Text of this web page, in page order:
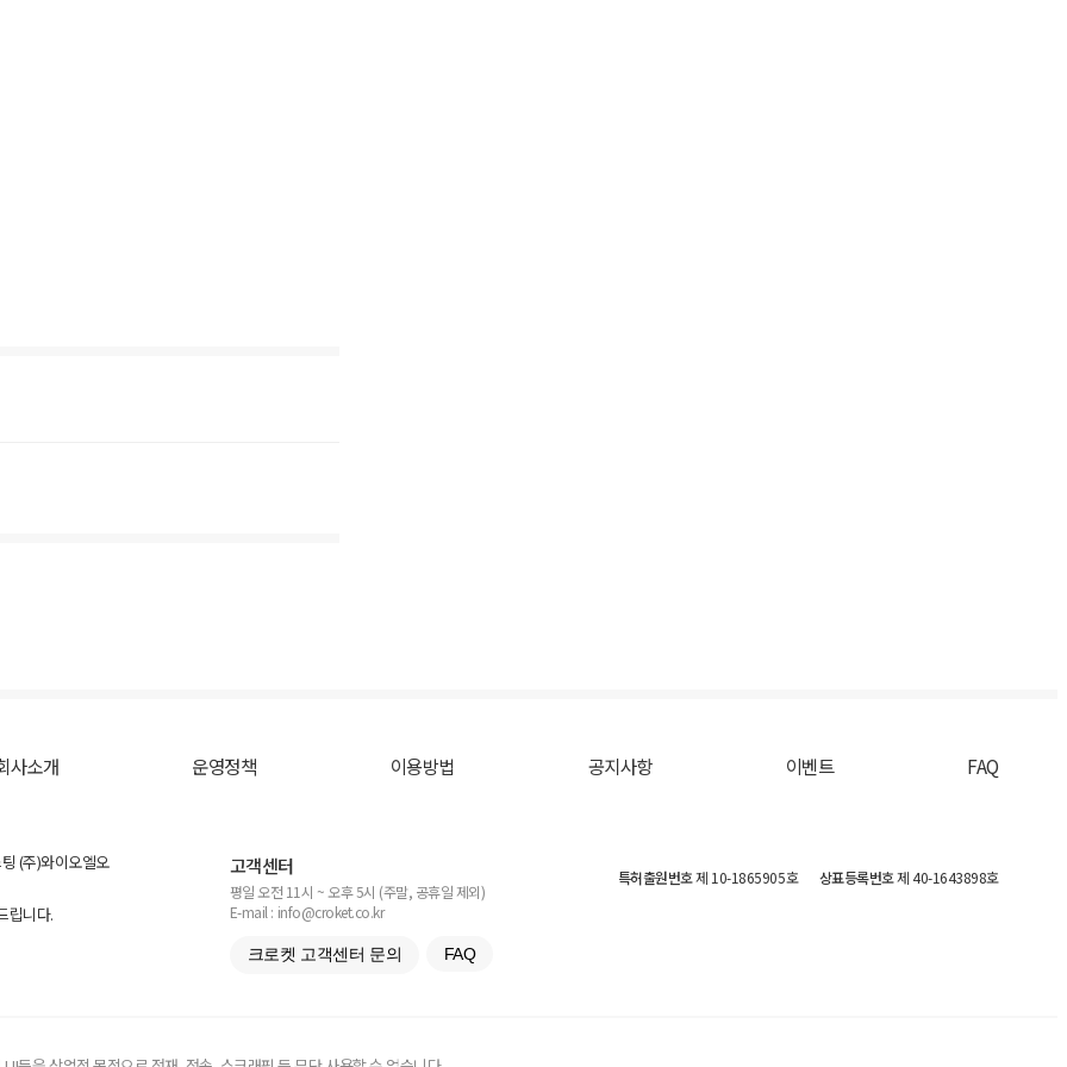
사소개 운영정책 이용방법 공지사항 이벤트 FAQ
(주)와이오엘오
립니다.
고객센터
평일 오전 11시 ~ 오후 5시 (주말, 공휴일 제외)
E-mail : info@croket.co.kr
크로켓 고객센터 문의 FAQ
특허출원번호제 10-1865905호 상표등록번호제 40-1643898호